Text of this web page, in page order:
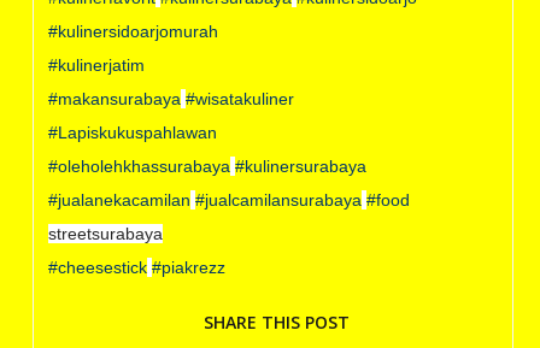
#kulinersidoarjomurah
#kulinerjatim
#makansurabaya #wisatakuliner
#Lapiskukuspahlawan
#oleholehkhassurabaya #kulinersurabaya
#jualanekacamilan #jualcamilansurabaya #food
streetsurabaya
#cheesestick #piakrezz
SHARE THIS POST